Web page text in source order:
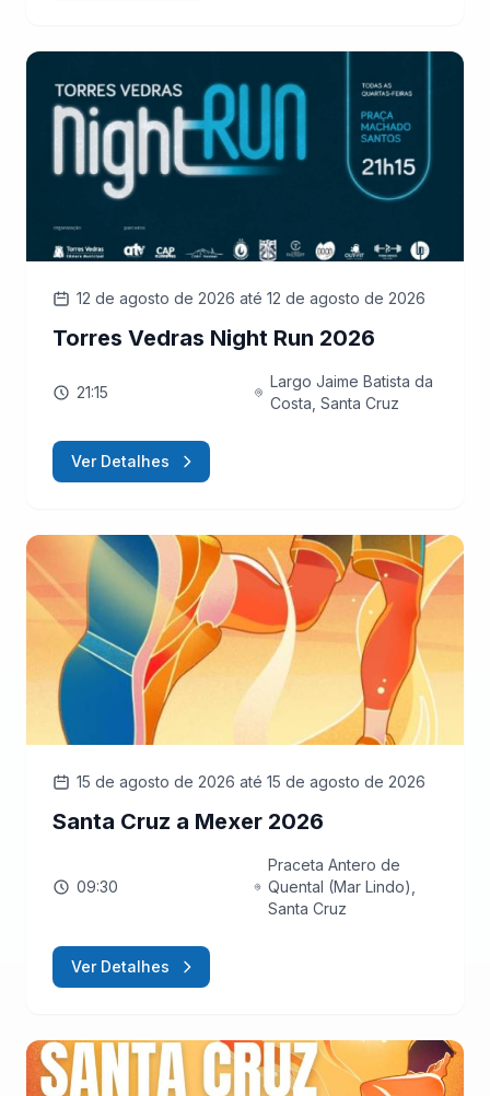
12 de agosto de 2026 até 12 de agosto de 2026
Torres Vedras Night Run 2026
21:15
Largo Jaime Batista da
Costa, Santa Cruz
Ver Detalhes
15 de agosto de 2026 até 15 de agosto de 2026
Santa Cruz a Mexer 2026
09:30
Praceta Antero de
Quental (Mar Lindo),
Santa Cruz
Ver Detalhes